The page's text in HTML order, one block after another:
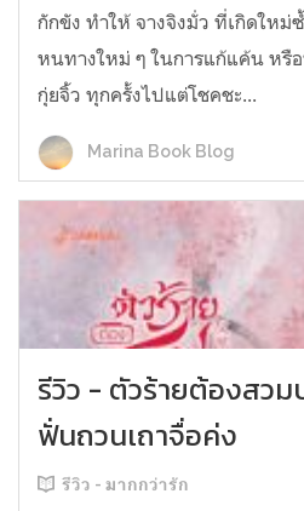
กักขัง ทำให้ จางจิงมั่ว ที่เกิดใหม่
หนทางใหม่ ๆ ในการแก้แค้น หรื
กุ่ยจิ้ว ทุกครั้งไปแต่โชคชะ...
Marina Book Blog
รีวิว - ตัวร้ายต้องสว
ฟั่นถวนเถาจื่อค่ง
รีวิว - มากกว่ารัก